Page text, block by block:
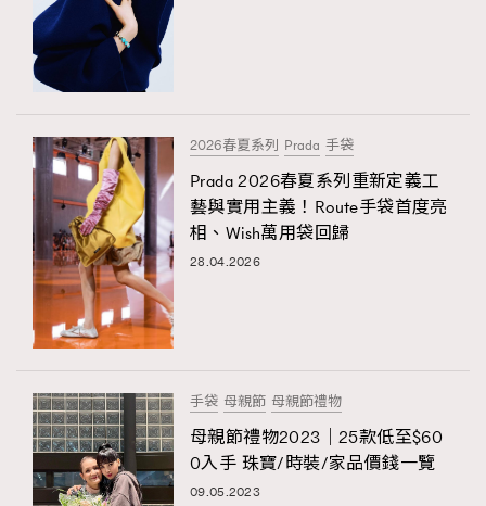
2026春夏系列 Prada 手袋
Prada 2026春夏系列重新定義工
藝與實用主義！Route手袋首度亮
相、Wish萬用袋回歸
28.04.2026
手袋 母親節 母親節禮物
母親節禮物2023｜25款低至$60
0入手 珠寶/時裝/家品價錢一覽
09.05.2023